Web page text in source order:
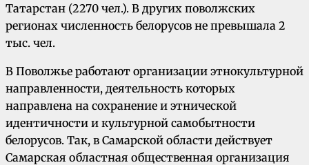
Татарстан (2270 чел.). В других поволжских
регионах численность белорусов не превышала 2
тыс. чел.
В Поволжье работают организации этнокультурной
направленности, деятельность которых
направлена на сохранение и этнической
идентичности и культурной самобытности
белорусов. Так, в Самарской области действует
Самарская областная общественная организация